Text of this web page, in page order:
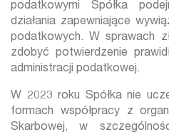
podatkowymi Spółka
działania zapewniające
podatkowych. W sprawach
zdobyć potwierdzenie
administracji podatkowej.
W 2023 roku Spółka nie
formach współpracy z
Skarbowej, w